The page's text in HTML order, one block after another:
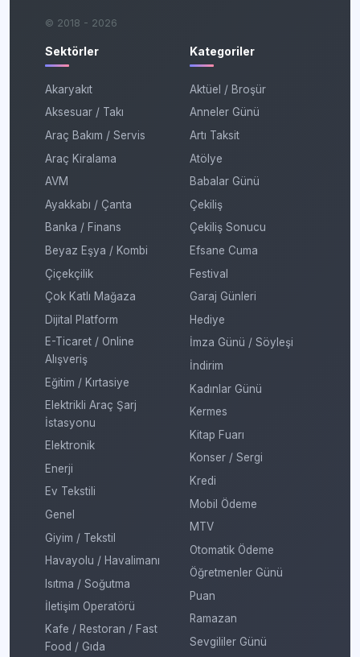
© 2018 - 2026
Sektörler
Akaryakıt
Aksesuar / Takı
Araç Bakım / Servis
Araç Kiralama
AVM
Ayakkabı / Çanta
Banka / Finans
Beyaz Eşya / Kombi
Çiçekçilik
Çok Katlı Mağaza
Dijital Platform
E-Ticaret / Online
Alışveriş
Eğitim / Kırtasiye
Elektrikli Araç Şarj
İstasyonu
Elektronik
Enerji
Ev Tekstili
Genel
Giyim / Tekstil
Havayolu / Havalimanı
Isıtma / Soğutma
İletişim Operatörü
Kafe / Restoran / Fast
Food / Gıda
Kategoriler
Aktüel / Broşür
Anneler Günü
Artı Taksit
Atölye
Babalar Günü
Çekiliş
Çekiliş Sonucu
Efsane Cuma
Festival
Garaj Günleri
Hediye
İmza Günü / Söyleşi
İndirim
Kadınlar Günü
Kermes
Kitap Fuarı
Konser / Sergi
Kredi
Mobil Ödeme
MTV
Otomatik Ödeme
Öğretmenler Günü
Puan
Ramazan
Sevgililer Günü